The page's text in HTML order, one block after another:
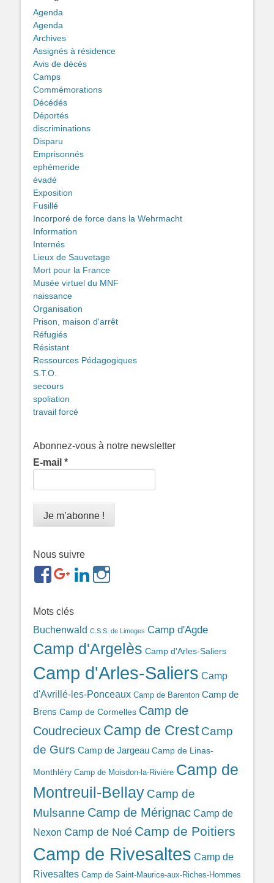
Agenda
Agenda
Archives
Assignés à résidence
Avis de décès
Camps
Commémorations
Décédés
Déportés
discriminations
Disparu
Emprisonnés
ephémeride
évadé
Exposition
Fusillé
Incorporé de force dans la Wehrmacht
Information
Internés
Lieux de Sauvetage
Mort pour la France
Musée virtuel du MNF
naissance
Organisation
Prison, maison d'arrêt
Réfugiés
Résistant
Ressources Pédagogiques
S.T.O.
secours
spoliation
travail forcé
Abonnez-vous à notre newsletter
E-mail *
Nous suivre
https://www.facebook.com/groups/
ref=br_rs
https://plus.google.com/b/
https://www.linkedin.com/in/gigi-
bonin-
Mots clés
Buchenwald C.S.S. de Limoges Camp d'Agde
Camp d'Argelès Camp d'Arles-Saliers
Camp d'Arles-Saliers Camp
d'Avrillé-les-Ponceaux Camp de Barenton Camp de
Brens Camp de Cormelles Camp de
Coudrecieux Camp de Crest Camp
de Gurs Camp de Jargeau Camp de Linas-
Monthléry Camp de Moisdon-la-Rivière Camp de
Montreuil-Bellay Camp de
Mulsanne Camp de Mérignac Camp de
Nexon Camp de Noé Camp de Poitiers
Camp de Rivesaltes Camp de
Rivesaltes Camp de Saint-Maurice-aux-Riches-Hommes